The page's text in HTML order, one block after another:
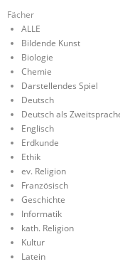
Fächer
ALLE
Bildende Kunst
Biologie
Chemie
Darstellendes Spiel
Deutsch
Deutsch als
Englisch
Erdkunde
Ethik
ev. Religion
Französisch
Geschichte
Informatik
kath. Religion
Kultur
Latein